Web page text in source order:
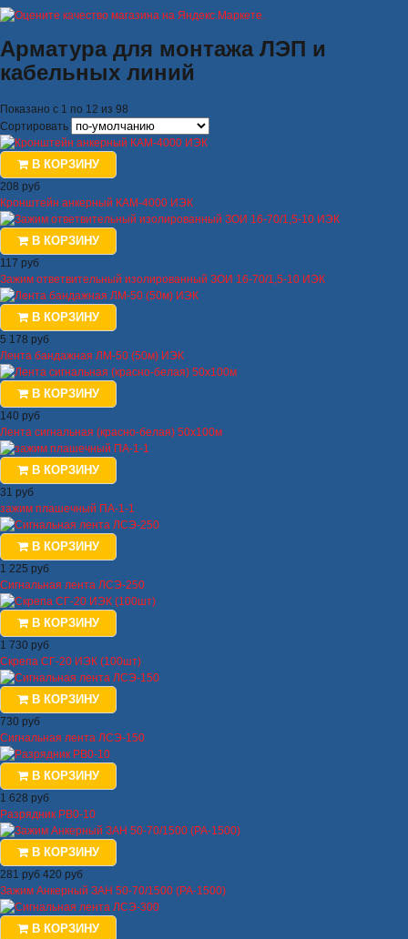
Арматура для монтажа ЛЭП и
кабельных линий
Показано с 1 по 12 из 98
Сортировать
В КОРЗИНУ
208 руб
Кронштейн анкерный КАМ-4000 ИЭК
В КОРЗИНУ
117 руб
Зажим ответвительный изолированный ЗОИ 16-70/1,5-10 ИЭК
В КОРЗИНУ
5 178 руб
Лента бандажная ЛМ-50 (50м) ИЭК
В КОРЗИНУ
140 руб
Лента сигнальная (красно-белая) 50х100м
В КОРЗИНУ
31 руб
зажим плашечный ПА-1-1
В КОРЗИНУ
1 225 руб
Сигнальная лента ЛСЭ-250
В КОРЗИНУ
1 730 руб
Скрепа СГ-20 ИЭК (100шт)
В КОРЗИНУ
730 руб
Сигнальная лента ЛСЭ-150
В КОРЗИНУ
1 628 руб
Разрядник РВ0-10
В КОРЗИНУ
281 руб 420 руб
Зажим Анкерный ЗАН 50-70/1500 (PA-1500)
В КОРЗИНУ